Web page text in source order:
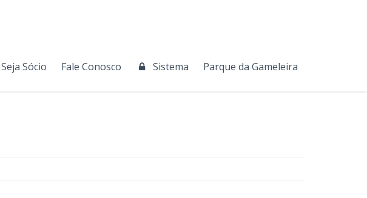
Seja Sócio Fale Conosco Sistema Parque da Gameleira